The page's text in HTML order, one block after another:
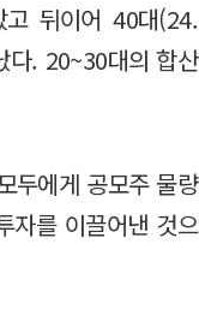
뒤이어 40대(24.
. 20~30대의 합산
두에게 공모주 물량
자를 이끌어낸 것으